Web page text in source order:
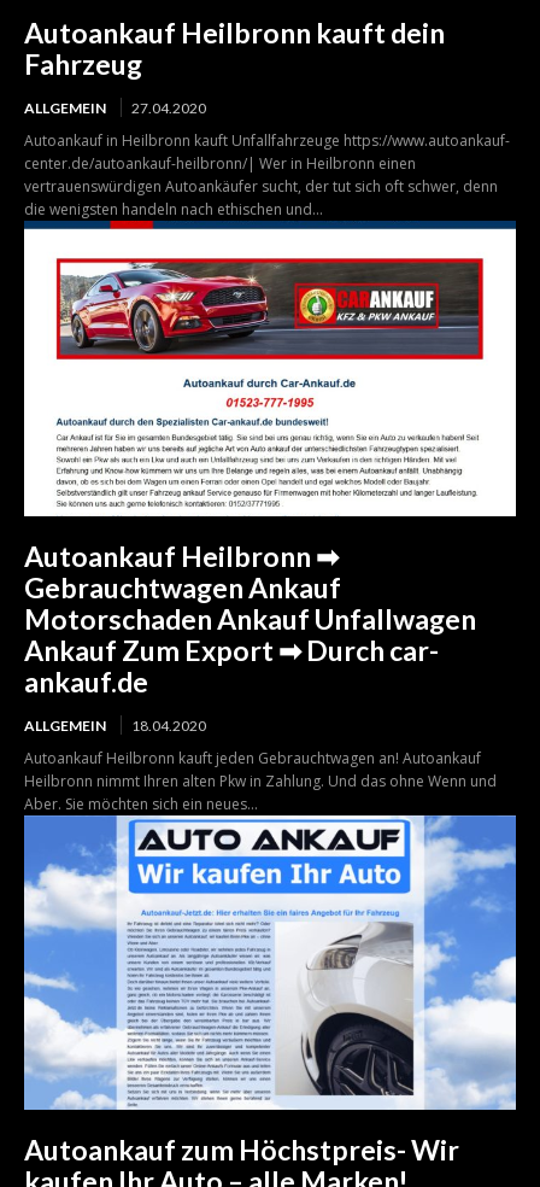
Autoankauf Heilbronn kauft dein
Fahrzeug
ALLGEMEIN 27.04.2020
Autoankauf in Heilbronn kauft Unfallfahrzeuge https://www.autoankauf-
center.de/autoankauf-heilbronn/| Wer in Heilbronn einen
vertrauenswürdigen Autoankäufer sucht, der tut sich oft schwer, denn
die wenigsten handeln nach ethischen und...
Autoankauf Heilbronn ➡
Gebrauchtwagen Ankauf
Motorschaden Ankauf Unfallwagen
Ankauf Zum Export ➡ Durch car-
ankauf.de
ALLGEMEIN 18.04.2020
Autoankauf Heilbronn kauft jeden Gebrauchtwagen an! Autoankauf
Heilbronn nimmt Ihren alten Pkw in Zahlung. Und das ohne Wenn und
Aber. Sie möchten sich ein neues...
Autoankauf zum Höchstpreis- Wir